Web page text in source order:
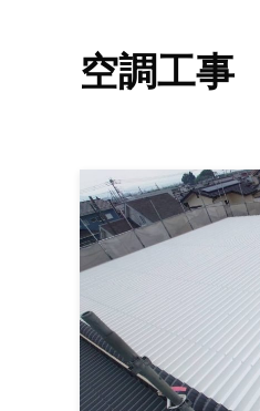
空調工事